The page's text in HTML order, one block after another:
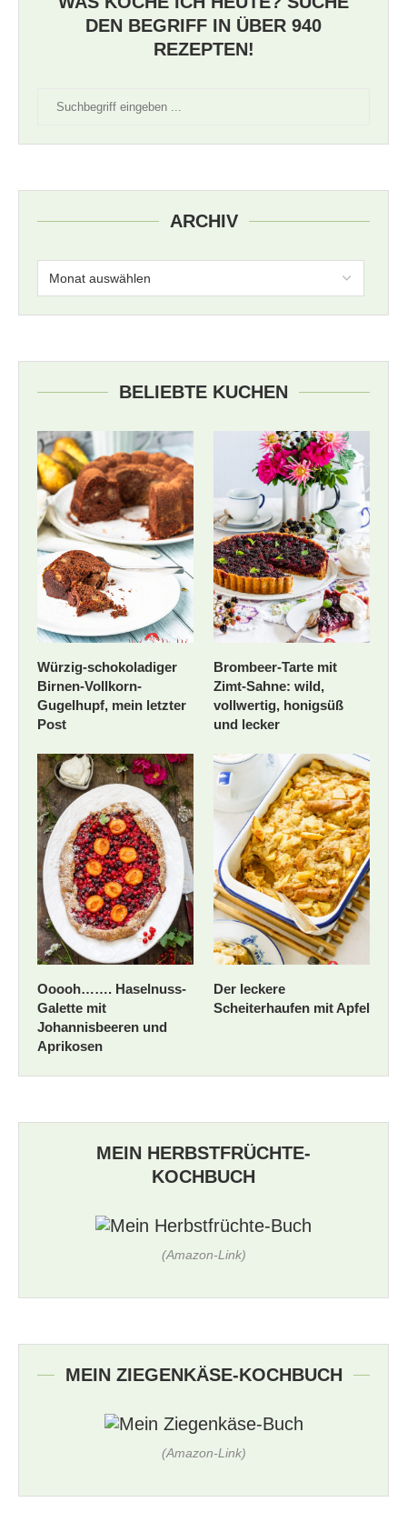
DEN BEGRIFF IN ÜBER 940
REZEPTEN!
ARCHIV
BELIEBTE KUCHEN
Würzig-schokoladiger
Birnen-Vollkorn-
Gugelhupf, mein letzter
Post
Brombeer-Tarte mit
Zimt-Sahne: wild,
vollwertig, honigsüß
und lecker
Ooooh……. Haselnuss-
Galette mit
Johannisbeeren und
Aprikosen
Der leckere
Scheiterhaufen mit Apfel
MEIN HERBSTFRÜCHTE-
KOCHBUCH
(Amazon-Link)
MEIN ZIEGENKÄSE-KOCHBUCH
(Amazon-Link)